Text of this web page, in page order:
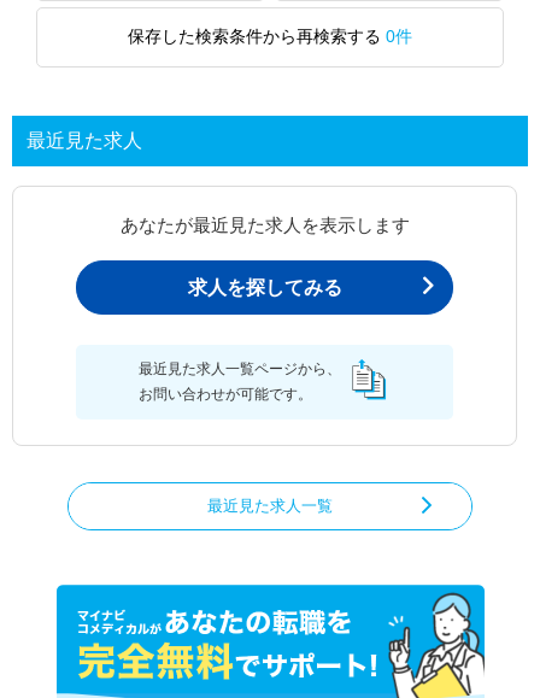
保存した検索条件から再検索する 0件
最近見た求人
あなたが最近見た求人を表示します
求人を探してみる
最近見た求人一覧ページから、
お問い合わせが可能です。
最近見た求人一覧